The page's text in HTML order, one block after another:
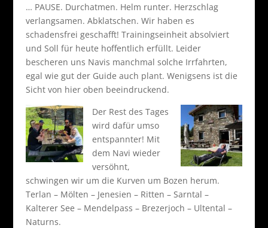
… PAUSE. Durchatmen. Helm runter. Herzschlag
verlangsamen. Abklatschen. Wir haben es
schadensfrei geschafft! Trainingseinheit absolviert
und Soll für heute hoffentlich erfüllt. Leider
bescheren uns Navis manchmal solche Irrfahrten,
egal wie gut der Guide auch plant. Wenigsens ist die
Sicht von hier oben beeindruckend.
Der Rest des Tages
wird dafür umso
entspannter! Mit
dem Navi wieder
versöhnt,
schwingen wir um die Kurven um Bozen herum.
Terlan – Mölten – Jenesien – Ritten – Sarntal –
Kalterer See – Mendelpass – Brezerjoch – Ultental –
Naturns.